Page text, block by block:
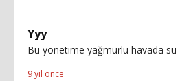
Yyy
Bu yönetime yağmurlu havada
9 yıl önce